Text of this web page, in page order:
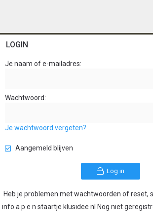
LOGIN
Je naam of e-mailadres
Wachtwoord
Je wachtwoord vergeten?
Aangemeld blijven
Log in
Heb je problemen met wachtwoorden of reset,
info a p e n staartje klusidee nl Nog niet